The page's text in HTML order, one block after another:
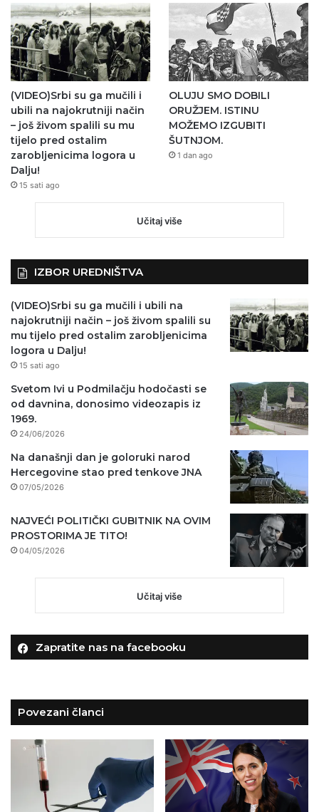
(VIDEO)Srbi su ga mučili i
ubili na najokrutniji način
– još živom spalili su mu
tijelo pred ostalim
zarobljenicima logora u
Dalju!
15 sati ago
OLUJU SMO DOBILI
ORUŽJEM. ISTINU
MOŽEMO IZGUBITI
ŠUTNJOM.
1 dan ago
Učitaj više
IZBOR UREDNIŠTVA
(VIDEO)Srbi su ga mučili i ubili na
najokrutniji način – još živom spalili su
mu tijelo pred ostalim zarobljenicima
logora u Dalju!
15 sati ago
Svetom Ivi u Podmilačju hodočasti se
od davnina, donosimo videozapis iz
1969.
24/06/2026
Na današnji dan je goloruki narod
Hercegovine stao pred tenkove JNA
07/05/2026
NAJVEĆI POLITIČKI GUBITNIK NA OVIM
PROSTORIMA JE TITO!
04/05/2026
Učitaj više
Zapratite nas na facebooku
Povezani članci